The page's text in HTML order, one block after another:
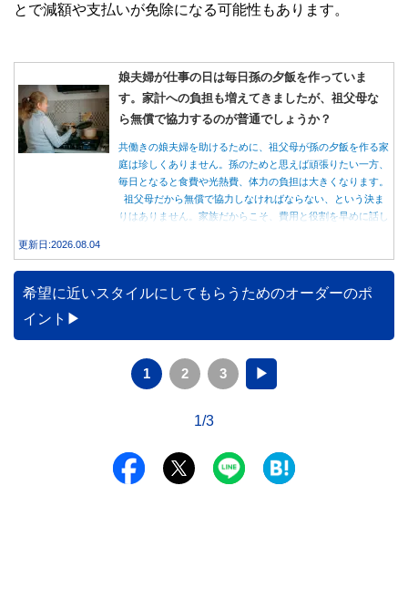
とで減額や支払いが免除になる可能性もあります。
娘夫婦が仕事の日は毎日孫の夕飯を作っていま
す。家計への負担も増えてきましたが、祖父母な
ら無償で協力するのが普通でしょうか？
共働きの娘夫婦を助けるために、祖父母が孫の夕飯を作る家
庭は珍しくありません。孫のためと思えば頑張りたい一方、
毎日となると食費や光熱費、体力の負担は大きくなります。
祖父母だから無償で協力しなければならない、という決ま
りはありません。家族だからこそ、費用と役割を早めに話し
更新日:2026.08.04
希望に近いスタイルにしてもらうためのオーダーのポ
イント
1 2 3 ▶
1/3